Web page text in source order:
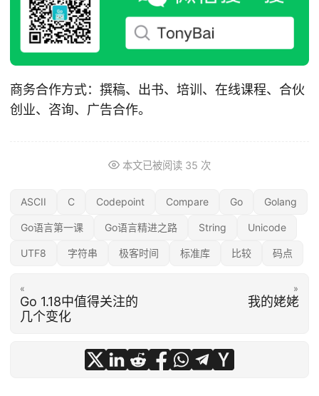
商务合作方式：撰稿、出书、培训、在线课程、合伙
创业、咨询、广告合作。
本文已被阅读 35 次
ASCII C Codepoint Compare Go Golang
Go语言第一课 Go语言精进之路 String Unicode
UTF8 字符串 极客时间 标准库 比较 码点
«
Go 1.18中值得关注的
几个变化
»
我的姥姥